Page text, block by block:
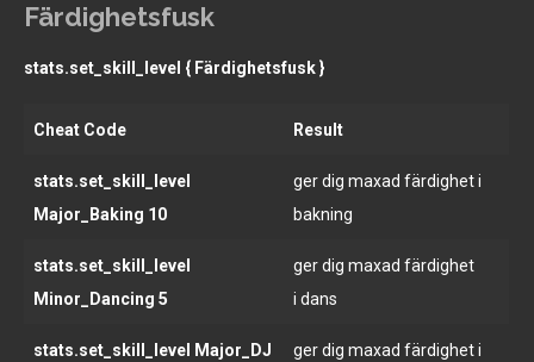
Färdighetsfusk
stats.set_skill_level { Färdighetsfusk }
Cheat Code Result
stats.set_skill_level
Major_Baking 10
ger dig maxad färdighet i
bakning
stats.set_skill_level
Minor_Dancing 5
ger dig maxad färdighet
i dans
stats.set_skill_level Major_DJ
ger dig maxad färdighet i